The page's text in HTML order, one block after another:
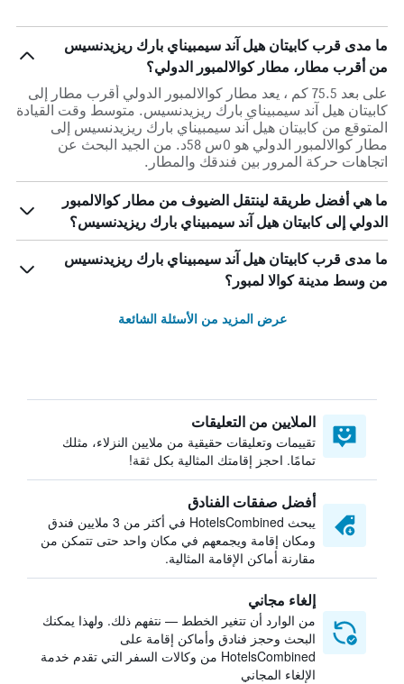
ما مدى قرب كابيتان هيل آند سيمبيناي بارك ريزيدنسيس
من أقرب مطار، مطار كوالالمبور الدولي؟
على بعد 75.5 كم ، يعد مطار كوالالمبور الدولي أقرب مطار إلى
كابيتان هيل آند سيمبيناي بارك ريزيدنسيس. متوسط وقت القيادة
المتوقع من كابيتان هيل آند سيمبيناي بارك ريزيدنسيس إلى
مطار كوالالمبور الدولي هو 0س 58د. من الجيد البحث عن
اتجاهات حركة المرور بين فندقك والمطار.
ما هي أفضل طريقة لينتقل الضيوف من مطار كوالالمبور
الدولي إلى كابيتان هيل آند سيمبيناي بارك ريزيدنسيس؟
ما مدى قرب كابيتان هيل آند سيمبيناي بارك ريزيدنسيس
من وسط مدينة كوالا لمبور؟
عرض المزيد من الأسئلة الشائعة
الملايين من التعليقات
تقييمات وتعليقات حقيقية من ملايين النزلاء، مثلك
تمامًا. احجز إقامتك المثالية بكل ثقة!
أفضل صفقات الفنادق
يبحث HotelsCombined في أكثر من 3 ملايين فندق
ومكان إقامة ويجمعهم في مكان واحد حتى تتمكن من
مقارنة أماكن الإقامة المثالية.
إلغاء مجاني
من الوارد أن تتغير الخطط — نتفهم ذلك. ولهذا يمكنك
البحث وحجز فنادق وأماكن إقامة على
HotelsCombined من وكالات السفر التي تقدم خدمة
الإلغاء المجاني